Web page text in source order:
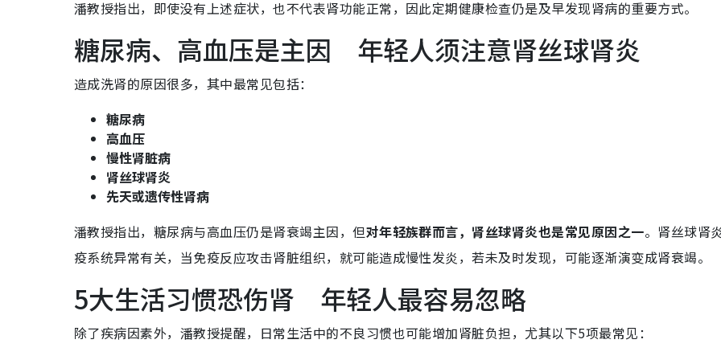
潘教授指出，即使没有上述症状，也不代表肾功能正常，因此定期健康检查仍是及早发现肾病的重要方式。
糖尿病、高血压是主因 年轻人须注意肾丝球肾炎
造成洗肾的原因很多，其中最常见包括：
糖尿病
高血压
慢性肾脏病
肾丝球肾炎
先天或遗传性肾病
潘教授指出，糖尿病与高血压仍是肾衰竭主因，但对年轻族群而言，肾丝球肾炎也是常见原因之一。肾丝球肾
疫系统异常有关，当免疫反应攻击肾脏组织，就可能造成慢性发炎，若未及时发现，可能逐渐演变成肾衰竭。
5大生活习惯恐伤肾 年轻人最容易忽略
除了疾病因素外，潘教授提醒，日常生活中的不良习惯也可能增加肾脏负担，尤其以下5项最常见：